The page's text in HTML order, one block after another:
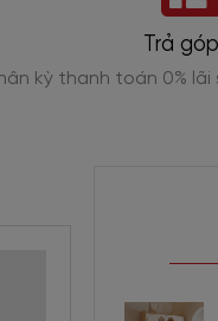
Trả
kỳ thanh toán 0%